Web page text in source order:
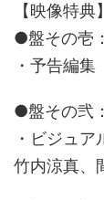
【映像特典】
●盤その壱
・予告編集
●盤その弐
・ビジュア
竹内涼真、